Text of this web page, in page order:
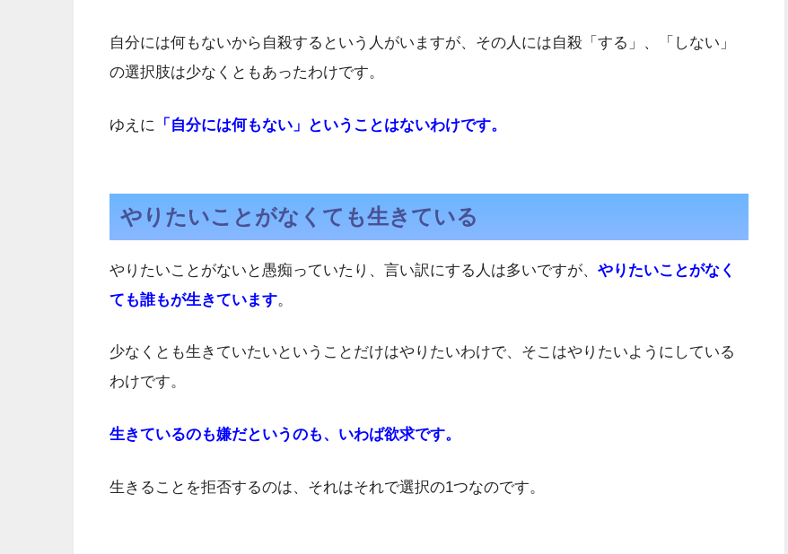
自分には何もないから自殺するという人がいますが、その人には自殺「する」、「しない」
の選択肢は少なくともあったわけです。
ゆえに 「自分には何もない」ということはないわけです。
やりたいことがなくても生きている
やりたいことがないと愚痴っていたり、言い訳にする人は多いですが、 やりたいことがなく
ても誰もが生きています。
少なくとも生きていたいということだけはやりたいわけで、そこはやりたいようにしている
わけです。
生きているのも嫌だというのも、いわば欲求です。
生きることを拒否するのは、それはそれで選択の1つなのです。